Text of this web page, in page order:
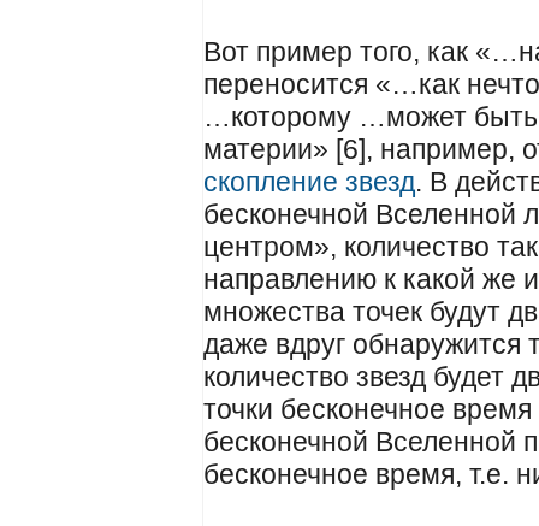
Вот пример того, как
переносится «…как
…которому …может быть
материи» [6], например,
скопление звезд. В
бесконечной Вселенной
центром», количество
направлению к какой же
множества точек будут
даже вдруг обнаружится
количество звезд будет
точки бесконечное
бесконечной Вселенной
бесконечное время, т.е.